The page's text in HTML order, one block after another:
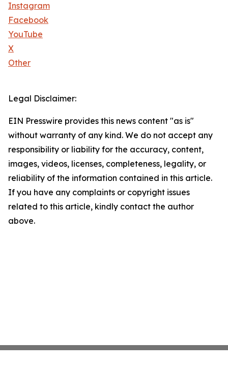
Instagram
Facebook
YouTube
X
Other
Legal Disclaimer:
EIN Presswire provides this news content "as is"
without warranty of any kind. We do not accept any
responsibility or liability for the accuracy, content,
images, videos, licenses, completeness, legality, or
reliability of the information contained in this article.
If you have any complaints or copyright issues
related to this article, kindly contact the author
above.